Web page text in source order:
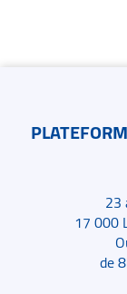
23
17 000
de